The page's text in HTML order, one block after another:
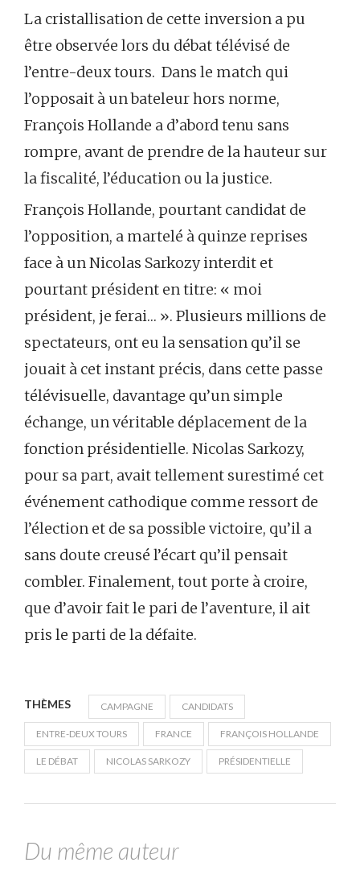
La cristallisation de cette inversion a pu
être observée lors du débat télévisé de
l’entre-deux tours. Dans le match qui
l’opposait à un bateleur hors norme,
François Hollande a d’abord tenu sans
rompre, avant de prendre de la hauteur sur
la fiscalité, l’éducation ou la justice.
François Hollande, pourtant candidat de
l’opposition, a martelé à quinze reprises
face à un Nicolas Sarkozy interdit et
pourtant président en titre: « moi
président, je ferai… ». Plusieurs millions de
spectateurs, ont eu la sensation qu’il se
jouait à cet instant précis, dans cette passe
télévisuelle, davantage qu’un simple
échange, un véritable déplacement de la
fonction présidentielle. Nicolas Sarkozy,
pour sa part, avait tellement surestimé cet
événement cathodique comme ressort de
l’élection et de sa possible victoire, qu’il a
sans doute creusé l’écart qu’il pensait
combler. Finalement, tout porte à croire,
que d’avoir fait le pari de l’aventure, il ait
pris le parti de la défaite.
THÈMES CAMPAGNE CANDIDATS
ENTRE-DEUX TOURS FRANCE FRANÇOIS HOLLANDE
LE DÉBAT NICOLAS SARKOZY PRÉSIDENTIELLE
Du même auteur